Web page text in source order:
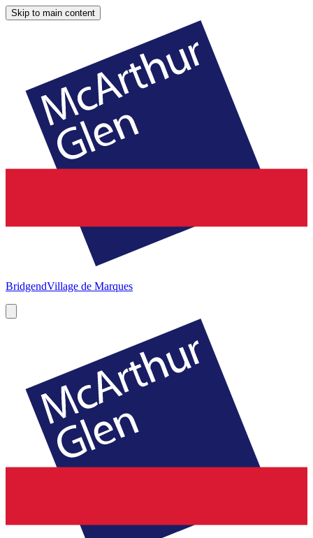
Skip to main content
BridgendVillage de Marques